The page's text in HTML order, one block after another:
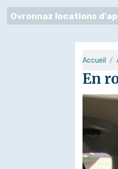
Ovronnaz locations
Accueil
En